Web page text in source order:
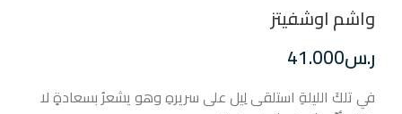
واشم اوشفيتز
ر.س41.000
في تلكَ الليلةِ استلقى لِيل على سريرهِ وهو يشعرُ بسعادةٍ لا